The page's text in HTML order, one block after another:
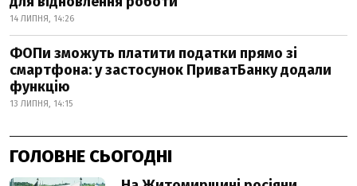
14 ЛИПНЯ, 14:26
ФОПи зможуть платити податки прямо зі
смартфона: у застосунок ПриватБанку додали
функцію
13 ЛИПНЯ, 14:15
ГОЛОВНЕ СЬОГОДНІ